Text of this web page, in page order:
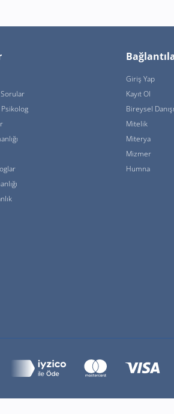
Sorular
Psikolog
Giriş Yap
Kayıt Ol
Bireysel
Mitelik
Miterya
Mizmer
Humna